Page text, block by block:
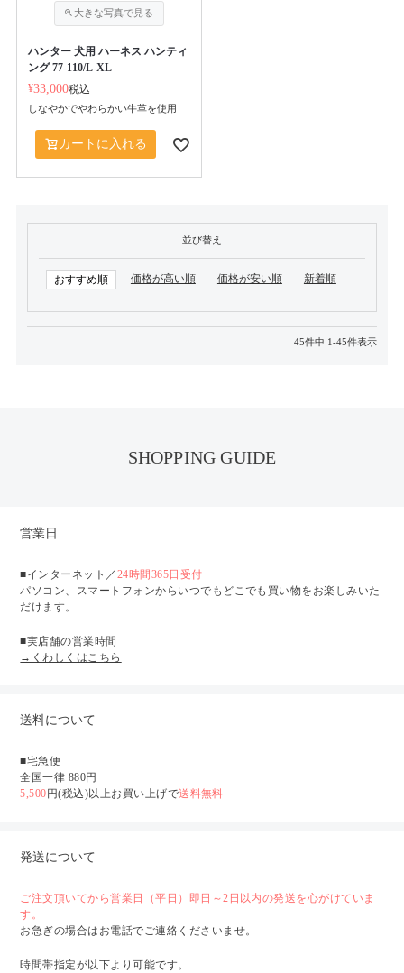
ハンター 犬用 ハーネス ハンティ
ング 77-110/L-XL
¥33,000税込
しなやかでやわらかい牛革を使用
カートに入れる
並び替え
おすすめ順 価格が高い順 価格が安い順 新着順
45件中 1-45件表示
SHOPPING GUIDE
営業日
■インターネット／ 24時間365日受付
パソコン、スマートフォンからいつでもどこでも買い物をお楽しみいた
だけます。
■実店舗の営業時間
→くわしくはこちら
送料について
■宅急便
全国一律 880円
5,500 円(税込)以上お買い上げで送料無料
発送について
ご注文頂いてから営業日（平日）即日～2日以内の発送を心がけていま
す。
お急ぎの場合はお電話でご連絡くださいませ。
時間帯指定が以下より可能です。